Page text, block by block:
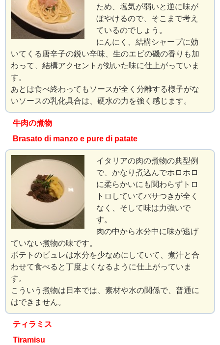
ため、塩気が弱いと逆に味が
ぼやけるので、そこまで考え
ているのでしょう。
にんにく、結構シャープに効
いてくる唐辛子の鋭い辛味、生のエビの磯の香りも加
わって、結構アクセントが効いた味に仕上がっていま
す。
あとは食べ終わってもソースが全く分離する様子がな
いソースの乳化具合は、硬水の力を強く感じます。
牛肉の煮物
Brasato di manzo e pure di patate
イタリアの肉の煮物の典型例
で、かなり煮込んでホロホロ
に柔らかいにも関わらずトロ
トロしていてパサつきが全く
なく、そして味は力強いで
す。
肉の中から水分中に味が逃げ
ていない煮物の味です。
ポテトのピュレは水分を少なめにしていて、煮汁と合
わせて食べると丁度よくなるように仕上がっていま
す。
こういう煮物は日本では、素材や水の関係で、普通に
はできません。
ティラミス
Tiramisu